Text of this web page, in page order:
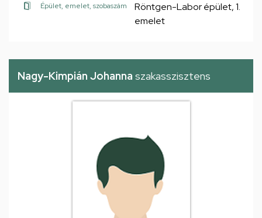
Épület, emelet, szobaszám
Röntgen-Labor épület, 1.
emelet
Nagy-Kimpián Johanna szakasszisztens